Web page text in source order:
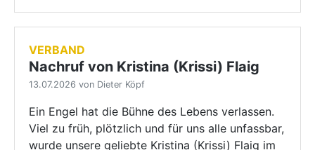
VERBAND
Nachruf von Kristina (Krissi) Flaig
13.07.2026 von Dieter Köpf
Ein Engel hat die Bühne des Lebens verlassen.
Viel zu früh, plötzlich und für uns alle unfassbar,
wurde unsere geliebte Kristina (Krissi) Flaig im